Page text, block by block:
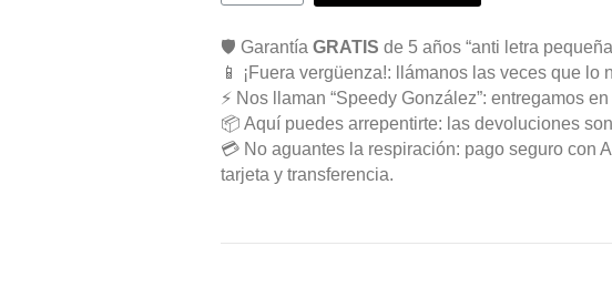
🛡️ Garantía GRATIS de 5 años “anti letra
📱 ¡Fuera vergüenza!: llámanos las veces que lo
⚡ Nos llaman “Speedy González”: entregamos
📦 Aquí puedes arrepentirte: las devoluciones
💳 No aguantes la respiración: pago seguro con
tarjeta y transferencia.